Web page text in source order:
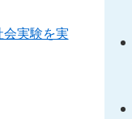
実験を実